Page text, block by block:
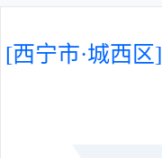
[西宁市·城西区]